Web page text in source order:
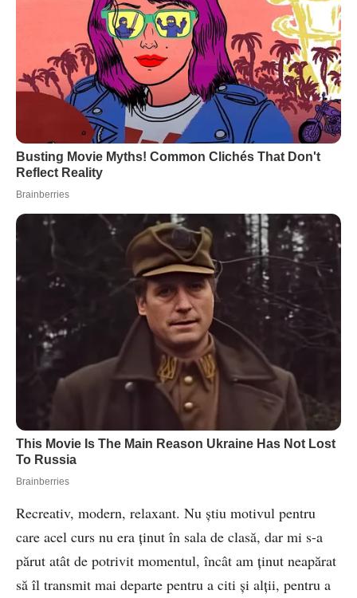
Recreativ, modern, relaxant. Nu știu motivul pentru
care acel curs nu era ținut în sala de clasă, dar mi s-a
părut atât de potrivit momentul, încât am ținut neapărat
să îl transmit mai departe pentru a citi și alții, pentru a